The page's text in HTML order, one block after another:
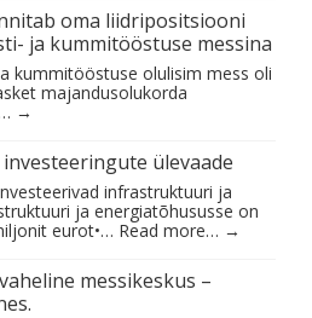
oma liidripositsiooni
ja kummitööstuse messina
kummitööstuse olulisim mess oli
majandusolukorda
→
ülevaade
infrastruktuuri ja
ja energiatõhususse on
eurot•… Read more… →
messikeskus –